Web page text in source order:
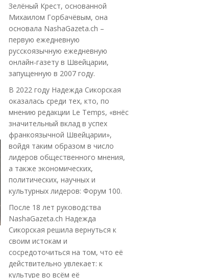
Зелёный Крест, основанной
Михаилом Горбачёвым, она
основала NashaGazeta.ch –
первую ежедневную
русскоязычную ежедневную
онлайн-газету в Швейцарии,
запущенную в 2007 году.
В 2022 году Надежда Сикорская
оказалась среди тех, кто, по
мнению редакции Le Temps, «внёс
значительный вклад в успех
франкоязычной Швейцарии»,
войдя таким образом в число
лидеров общественного мнения,
а также экономических,
политических, научных и
культурных лидеров: Форум 100.
После 18 лет руководства
NashaGazeta.ch Надежда
Сикорская решила вернуться к
своим истокам и
сосредоточиться на том, что её
действительно увлекает: к
культуре во всём её